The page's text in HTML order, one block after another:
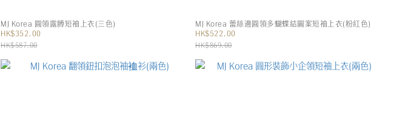
MJ Korea 圓領露膊短袖上衣(三色)
HK$352.00
HK$587.00
MJ Korea 蕾絲邊圓領多蝴蝶結圖案短袖上衣(粉紅色)
HK$522.00
HK$869.00